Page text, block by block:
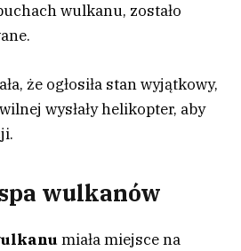
wulkanu, zostało
że ogłosiła stan wyjątkowy,
wysłały helikopter, aby
wulkanów
miała miejsce na